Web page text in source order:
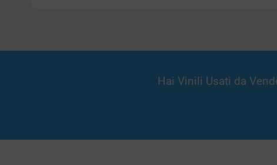
Hai Vinili Usati da